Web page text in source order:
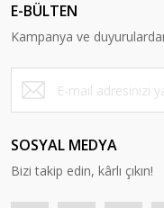
E-BÜLTEN
Kampanya ve
SOSYAL MEDYA
Bizi takip edin, kârlı çıkın!